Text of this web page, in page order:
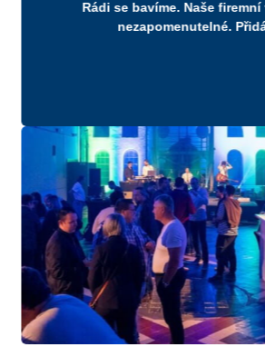
Rádi se bavíme. Naše firemní
nezapomenutelné.